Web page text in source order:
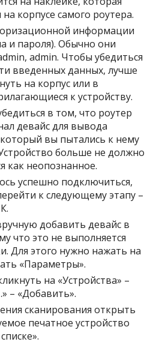
на корпусе самого роутера.
информации
и пароля). Обычно они
admin. Чтобы убедиться
введенных данных, лучше
на корпус или в
к устройству.
в том, что роутер
девайс для вывода
вы пытались к нему
больше не должно
как неопознанное.
успешно подключиться,
к следующему этапу –
добавить девайс в
что это не выполняется
Для этого нужно нажать на
«Параметры».
на «Устройства» –
– «Добавить».
сканирования открыть
печатное устройство